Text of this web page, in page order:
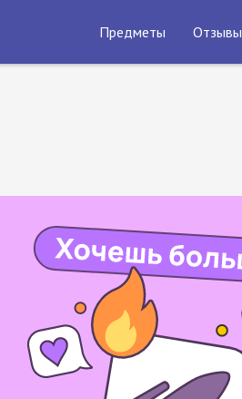
Предметы Отзывы